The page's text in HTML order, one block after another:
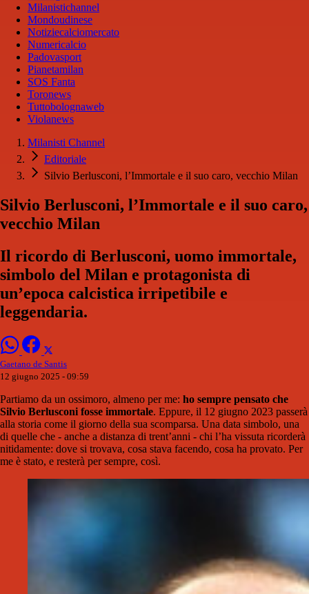
Milanistichannel
Mondoudinese
Notiziecalciomercato
Numericalcio
Padovasport
Pianetamilan
SOS Fanta
Toronews
Tuttobolognaweb
Violanews
Milanisti Channel
Editoriale
Silvio Berlusconi, l’Immortale e il suo caro, vecchio Milan
Silvio Berlusconi, l’Immortale e il suo caro,
vecchio Milan
Il ricordo di Berlusconi, uomo immortale,
simbolo del Milan e protagonista di
un’epoca calcistica irripetibile e
leggendaria.
Gaetano de Santis
12 giugno 2025 - 09:59
Partiamo da un ossimoro, almeno per me: ho sempre pensato che
Silvio Berlusconi fosse immortale. Eppure, il 12 giugno 2023 passerà
alla storia come il giorno della sua scomparsa. Una data simbolo, una
di quelle che - anche a distanza di trent’anni - chi l’ha vissuta ricorderà
nitidamente: dove si trovava, cosa stava facendo, cosa ha provato. Per
me è stato, e resterà per sempre, così.